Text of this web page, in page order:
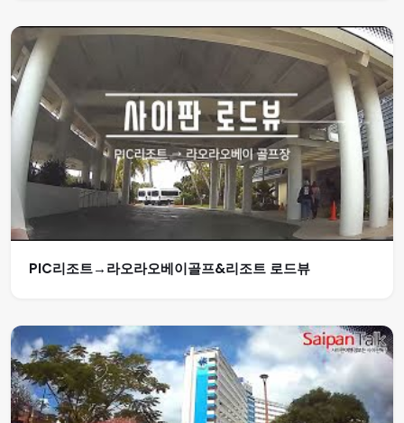
PIC리조트→라오라오베이골프&리조트 로드뷰